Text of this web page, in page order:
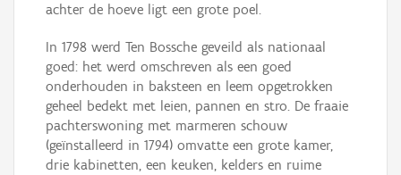
achter de hoeve ligt een grote poel.
In 1798 werd Ten Bossche geveild als nationaal
goed: het werd omschreven als een goed
onderhouden in baksteen en leem opgetrokken
geheel bedekt met leien, pannen en stro. De fraaie
pachterswoning met marmeren schouw
(geïnstalleerd in 1794) omvatte een grote kamer,
drie kabinetten, een keuken, kelders en ruime